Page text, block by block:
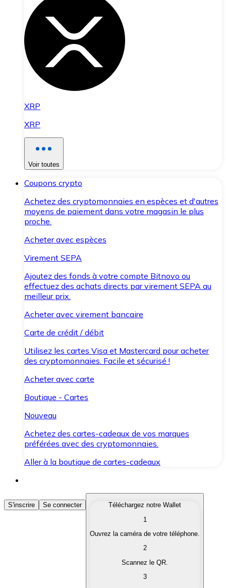
XRP
XRP
Voir toutes
Coupons crypto
Achetez des cryptomonnaies en espèces et d'autres
moyens de paiement dans votre magasin le plus
proche.
Acheter avec espèces
Virement SEPA
Ajoutez des fonds à votre compte Bitnovo ou
effectuez des achats directs par virement SEPA au
meilleur prix.
Acheter avec virement bancaire
Carte de crédit / débit
Utilisez les cartes Visa et Mastercard pour acheter
des cryptomonnaies. Facile et sécurisé !
Acheter avec carte
Boutique - Cartes
Nouveau
Achetez des cartes-cadeaux de vos marques
préférées avec des cryptomonnaies.
Aller à la boutique de cartes-cadeaux
Acheter des Cryptomonnaies
Achetez les cryptomonnaies qui vous intéressent
Convertissez vos cryptomonnaies en monnaie
S'inscrire Se connecter
Téléchargez notre Wallet
1
Ouvrez la caméra de votre téléphone.
2
Scannez le QR.
3